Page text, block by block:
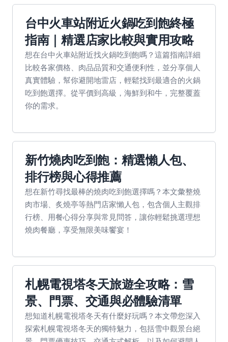
台中火車站附近火鍋吃到飽終極
指南｜精選店家比較與實用攻略
想在台中火車站附近找火鍋吃到飽嗎？這篇指南詳細
比較各家價格、肉品品質和交通便利性，並分享個人
真實體驗，幫你避開地雷店，輕鬆找到最適合的火鍋
吃到飽選擇。從平價到高級，海鮮到和牛，完整覆蓋
你的需求。
新竹燒肉吃到飽：精選懶人包、
排行榜與心得推薦
想在新竹尋找最棒的燒肉吃到飽選擇嗎？本文彙整燒
肉市場、炙燒亭等熱門店家懶人包，包含個人主觀排
行榜、用餐心得分享與常見問答，讓你輕鬆挑選理想
燒肉餐廳，享受無限美味饗宴！
札幌電視塔冬天旅遊全攻略：雪
景、門票、交通與必體驗清單
想知道札幌電視塔冬天有什麼好玩嗎？本文帶您深入
探索札幌電視塔冬天的獨特魅力，包括雪中觀景台絕